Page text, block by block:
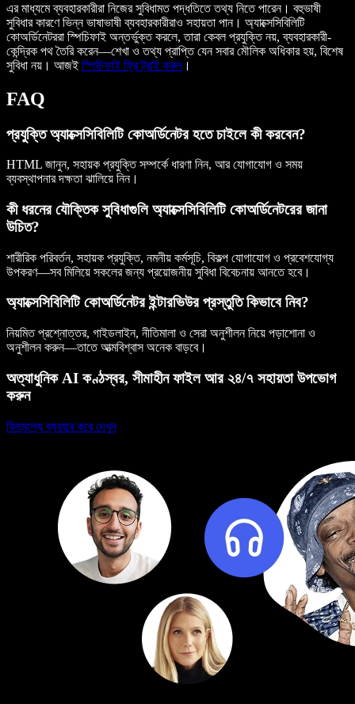
এর মাধ্যমে ব্যবহারকারীরা নিজের সুবিধামত পদ্ধতিতে তথ্য নিতে পারেন। বহুভাষী
সুবিধার কারণে ভিন্ন ভাষাভাষী ব্যবহারকারীরাও সহায়তা পান। অ্যাক্সেসিবিলিটি
কোঅর্ডিনেটররা স্পিচিফাই অন্তর্ভুক্ত করলে, তারা কেবল প্রযুক্তি নয়, ব্যবহারকারী-
কেন্দ্রিক পথ তৈরি করেন—শেখা ও তথ্য প্রাপ্তি যেন সবার মৌলিক অধিকার হয়, বিশেষ
সুবিধা নয়। আজই স্পিচিফাই ফ্রি ট্রাই করুন।
FAQ
প্রযুক্তি অ্যাক্সেসিবিলিটি কোঅর্ডিনেটর হতে চাইলে কী করবেন?
HTML জানুন, সহায়ক প্রযুক্তি সম্পর্কে ধারণা নিন, আর যোগাযোগ ও সময়
ব্যবস্থাপনার দক্ষতা ঝালিয়ে নিন।
কী ধরনের যৌক্তিক সুবিধাগুলি অ্যাক্সেসিবিলিটি কোঅর্ডিনেটরের জানা
উচিত?
শারীরিক পরিবর্তন, সহায়ক প্রযুক্তি, নমনীয় কর্মসূচি, বিকল্প যোগাযোগ ও প্রবেশযোগ্য
উপকরণ—সব মিলিয়ে সকলের জন্য প্রয়োজনীয় সুবিধা বিবেচনায় আনতে হবে।
অ্যাক্সেসিবিলিটি কোঅর্ডিনেটর ইন্টারভিউর প্রস্তুতি কিভাবে নিব?
নিয়মিত প্রশ্নোত্তর, গাইডলাইন, নীতিমালা ও সেরা অনুশীলন নিয়ে পড়াশোনা ও
অনুশীলন করুন—তাতে আত্মবিশ্বাস অনেক বাড়বে।
অত্যাধুনিক AI কণ্ঠস্বর, সীমাহীন ফাইল আর ২৪/৭ সহায়তা উপভোগ
করুন
বিনামূল্যে ব্যবহার করে দেখুন